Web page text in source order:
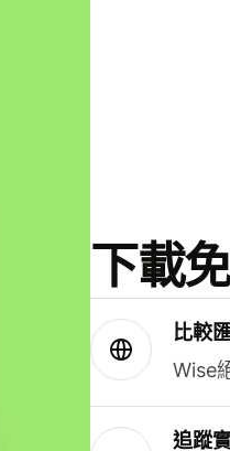
下載
比較
Wise
追蹤